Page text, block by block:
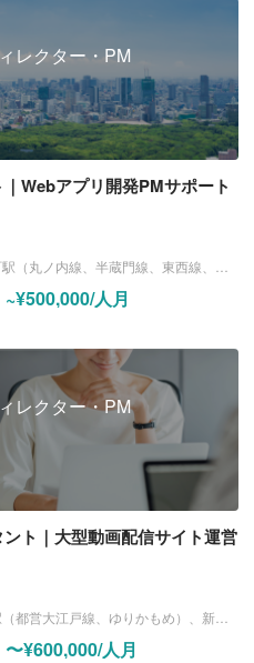
レクター・PM
Webアプリ開発PMサポート
半蔵門線、東西線、都営三田線、メトロ千代田線）、神田駅（京浜東北線、山手線、中央線、銀座線）
~¥500,000/人月
レクター・PM
ト｜大型動画配信サイト運営
戸線、ゆりかもめ）、新橋駅（JR山手線、東海道線、京浜東北線、横須賀線）
〜¥600,000/人月